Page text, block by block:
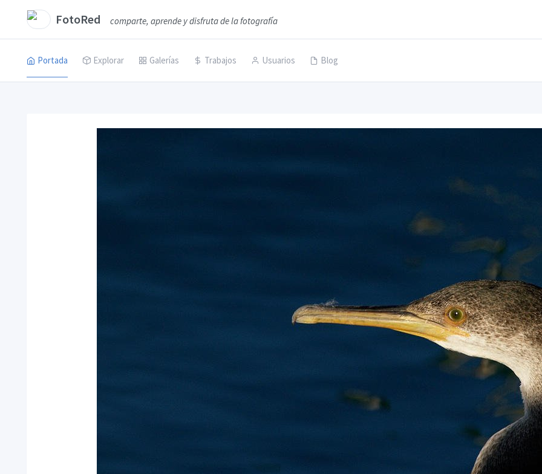
FotoRed comparte, aprende y disfruta de la fotografía
Portada Explorar Galerías Trabajos Usuarios Blog